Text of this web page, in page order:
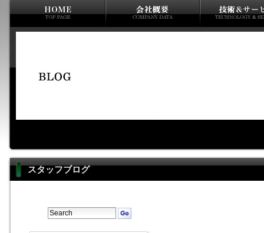
スタッフブログ